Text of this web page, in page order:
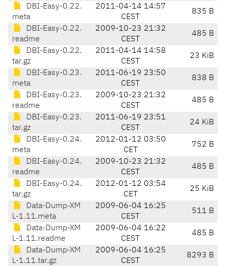
DBI-Easy-0.22.
meta
2011-04-14 14:57
CEST
835 B
DBI-Easy-0.22.
readme
2009-10-23 21:32
CEST
485 B
DBI-Easy-0.22.
tar.gz
2011-04-14 14:58
CEST
23 KiB
DBI-Easy-0.23.
meta
2011-06-19 23:50
CEST
838 B
DBI-Easy-0.23.
readme
2009-10-23 21:32
CEST
485 B
DBI-Easy-0.23.
tar.gz
2011-06-19 23:51
CEST
24 KiB
DBI-Easy-0.24.
meta
2012-01-12 03:50
CET
752 B
DBI-Easy-0.24.
readme
2009-10-23 21:32
CEST
485 B
DBI-Easy-0.24.
tar.gz
2012-01-12 03:54
CET
25 KiB
Data-Dump-XM
L-1.11.meta
2009-06-04 16:25
CEST
511 B
Data-Dump-XM
L-1.11.readme
2009-06-04 16:22
CEST
485 B
Data-Dump-XM
L-1.11.tar.gz
2009-06-04 16:25
CEST
8293 B